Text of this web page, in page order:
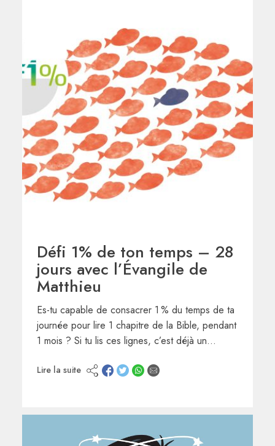
Défi 1% de ton temps – 28
jours avec l’Évangile de
Matthieu
Es-tu capable de consacrer 1 % du temps de ta
journée pour lire 1 chapitre de la Bible, pendant
1 mois ? Si tu lis ces lignes, c’est déjà un…
Lire la suite